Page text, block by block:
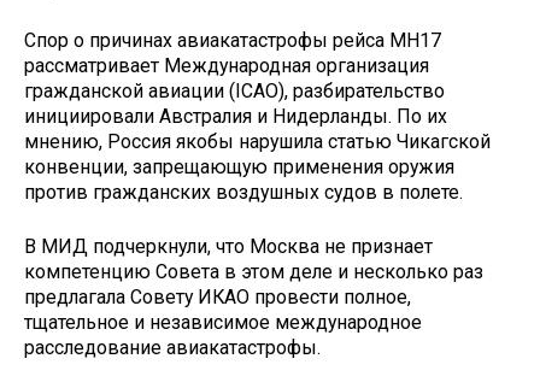
Спор о причинах авиакатастрофы рейса MH17
рассматривает Международная организация
гражданской авиации (ICAO), разбирательство
инициировали Австралия и Нидерланды. По их
мнению, Россия якобы нарушила статью Чикагской
конвенции, запрещающую применения оружия
против гражданских воздушных судов в полете.
В МИД подчеркнули, что Москва не признает
компетенцию Совета в этом деле и несколько раз
предлагала Совету ИКАО провести полное,
тщательное и независимое международное
расследование авиакатастрофы.